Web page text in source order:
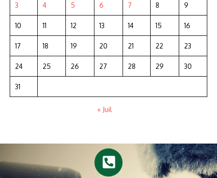
3 4 5 6 7 8 9
10 11 12 13 14 15 16
17 18 19 20 21 22 23
24 25 26 27 28 29 30
31
« Juil